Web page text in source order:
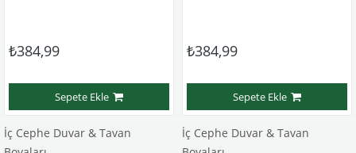
₺384,99
Sepete Ekle
₺384,99
Sepete Ekle
İç Cephe Duvar & Tavan
İç Cephe Duvar & Tavan